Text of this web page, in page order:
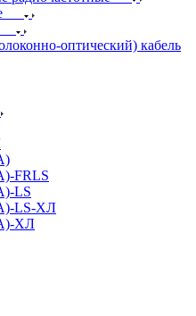
оптический) кабель
FRLS
LS
LS-ХЛ
ХЛ